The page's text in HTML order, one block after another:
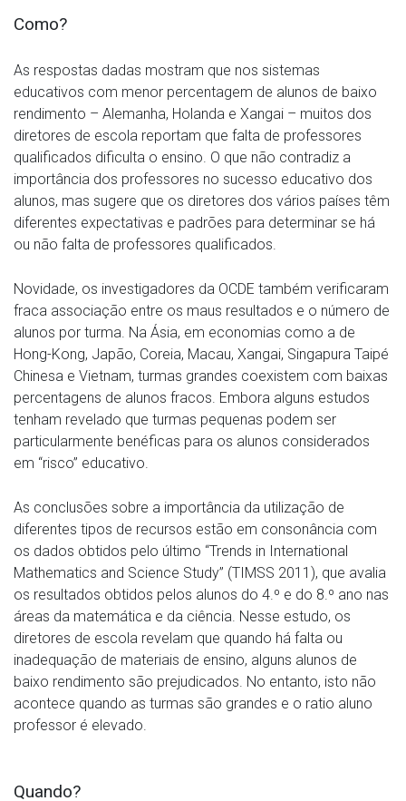
Como?
As respostas dadas mostram que nos sistemas
educativos com menor percentagem de alunos de baixo
rendimento – Alemanha, Holanda e Xangai – muitos dos
diretores de escola reportam que falta de professores
qualificados dificulta o ensino. O que não contradiz a
importância dos professores no sucesso educativo dos
alunos, mas sugere que os diretores dos vários países têm
diferentes expectativas e padrões para determinar se há
ou não falta de professores qualificados.
Novidade, os investigadores da OCDE também verificaram
fraca associação entre os maus resultados e o número de
alunos por turma. Na Ásia, em economias como a de
Hong-Kong, Japão, Coreia, Macau, Xangai, Singapura Taipé
Chinesa e Vietnam, turmas grandes coexistem com baixas
percentagens de alunos fracos. Embora alguns estudos
tenham revelado que turmas pequenas podem ser
particularmente benéficas para os alunos considerados
em “risco” educativo.
As conclusões sobre a importância da utilização de
diferentes tipos de recursos estão em consonância com
os dados obtidos pelo último “Trends in International
Mathematics and Science Study” (TIMSS 2011), que avalia
os resultados obtidos pelos alunos do 4.º e do 8.º ano nas
áreas da matemática e da ciência. Nesse estudo, os
diretores de escola revelam que quando há falta ou
inadequação de materiais de ensino, alguns alunos de
baixo rendimento são prejudicados. No entanto, isto não
acontece quando as turmas são grandes e o ratio aluno
professor é elevado.
Quando?